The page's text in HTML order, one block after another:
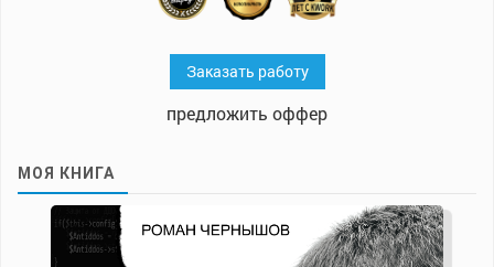
Заказать работу
предложить оффер
МОЯ КНИГА